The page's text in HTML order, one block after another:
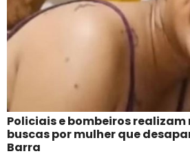
Policiais e bombeiros
buscas por mulher que
Barra